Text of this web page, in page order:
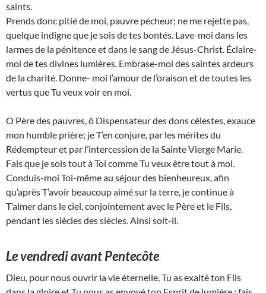
saints.
Prends donc pitié de moi, pauvre pécheur; ne me rejette pas,
quelque indigne que je sois de tes bontés. Lave-moi dans les
larmes de la pénitence et dans le sang de Jésus-Christ. Éclaire-
moi de tes divines lumières. Embrase-moi des saintes ardeurs
de la charité. Donne- moi l’amour de l’oraison et de toutes les
vertus que Tu veux voir en moi.
O Père des pauvres, ô Dispensateur des dons célestes, exauce
mon humble prière; je T’en conjure, par les mérites du
Rédempteur et par l’intercession de la Sainte Vierge Marie.
Fais que je sois tout à Toi comme Tu veux être tout à moi.
Conduis-moi Toi-même au séjour des bienheureux, afin
qu’après T’avoir beaucoup aimé sur la terre, je continue à
T’aimer dans le ciel, conjointement avec le Père et le Fils,
pendant les siècles des siècles. Ainsi soit-il.
Le vendredi avant Pentecôte
Dieu, pour nous ouvrir la vie éternelle, Tu as exalté ton Fils